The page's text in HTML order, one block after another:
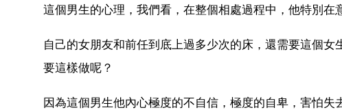
這個男生的心理，我們看，在整個相處過程中，他特別在
自己的女朋友和前任到底上過多少次的床，還需要這個
要這樣做呢？
因為這個男生他內心極度的不自信，極度的自卑，害怕